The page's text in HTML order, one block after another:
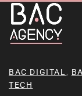
BAC DIGITAL ,
TECH